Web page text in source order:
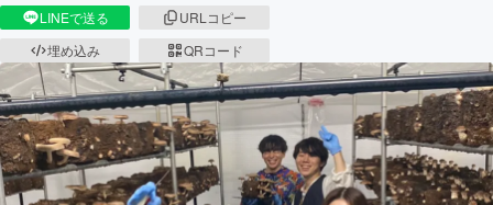
LINEで送る
URLコピー
埋め込み
QRコード